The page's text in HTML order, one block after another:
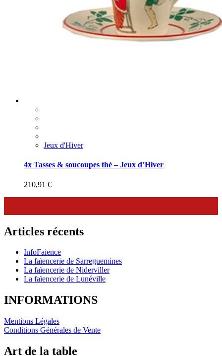
Jeux d'Hiver
4x Tasses & soucoupes thé – Jeux d’Hiver
210,91 €
Articles récents
InfoFaience
La faïencerie de Sarreguemines
La faïencerie de Niderviller
La faïencerie de Lunéville
INFORMATIONS
Mentions Légales
Conditions Générales de Vente
Art de la table